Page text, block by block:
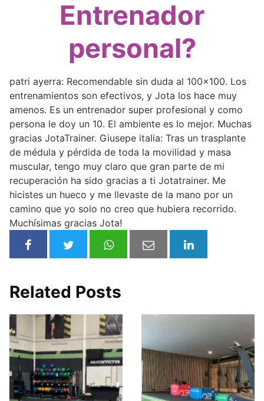
Entrenador
personal?
patri ayerra: Recomendable sin duda al 100×100. Los
entrenamientos son efectivos, y Jota los hace muy
amenos. Es un entrenador super profesional y como
persona le doy un 10. El ambiente es lo mejor. Muchas
gracias JotaTrainer. Giusepe italia: Tras un trasplante
de médula y pérdida de toda la movilidad y masa
muscular, tengo muy claro que gran parte de mi
recuperación ha sido gracias a ti Jotatrainer. Me
hicistes un hueco y me llevaste de la mano por un
camino que yo solo no creo que hubiera recorrido.
Muchísimas gracias Jota!
Related Posts